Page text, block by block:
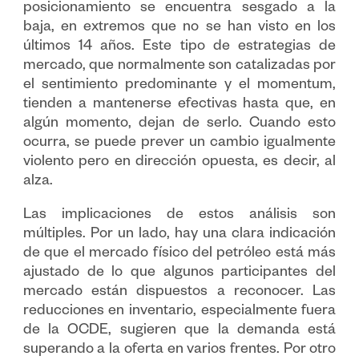
posicionamiento se encuentra sesgado a la
baja, en extremos que no se han visto en los
últimos 14 años. Este tipo de estrategias de
mercado, que normalmente son catalizadas por
el sentimiento predominante y el momentum,
tienden a mantenerse efectivas hasta que, en
algún momento, dejan de serlo. Cuando esto
ocurra, se puede prever un cambio igualmente
violento pero en dirección opuesta, es decir, al
alza.
Las implicaciones de estos análisis son
múltiples. Por un lado, hay una clara indicación
de que el mercado físico del petróleo está más
ajustado de lo que algunos participantes del
mercado están dispuestos a reconocer. Las
reducciones en inventario, especialmente fuera
de la OCDE, sugieren que la demanda está
superando a la oferta en varios frentes. Por otro